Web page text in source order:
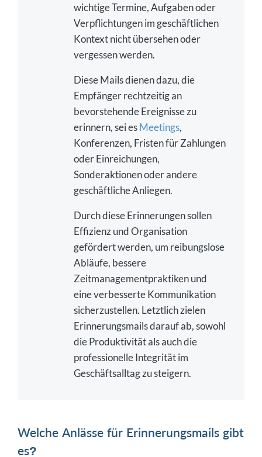
wichtige Termine, Aufgaben oder
Verpflichtungen im geschäftlichen
Kontext nicht übersehen oder
vergessen werden.
Diese Mails dienen dazu, die
Empfänger rechtzeitig an
bevorstehende Ereignisse zu
erinnern, sei esMeetings,
Konferenzen, Fristen für Zahlungen
oder Einreichungen,
Sonderaktionen oder andere
geschäftliche Anliegen.
Durch diese Erinnerungen sollen
Effizienz und Organisation
gefördert werden, um reibungslose
Abläufe, bessere
Zeitmanagementpraktiken und
eine verbesserte Kommunikation
sicherzustellen. Letztlich zielen
Erinnerungsmails darauf ab, sowohl
die Produktivität als auch die
professionelle Integrität im
Geschäftsalltag zu steigern.
Welche Anlässe für Erinnerungsmails gibt
es?